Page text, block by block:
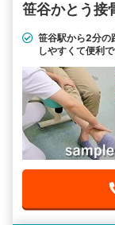
笹谷かとう接
笹谷駅から2分の
しやすくて便利で